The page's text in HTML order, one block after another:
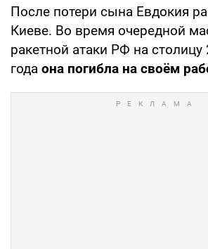
После потери сына Евдокия
Киеве. Во время очередной
ракетной атаки РФ на
года она погибла на своём